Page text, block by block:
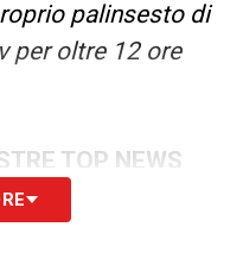
palinsesto di
per oltre 12 ore
TOP NEWS